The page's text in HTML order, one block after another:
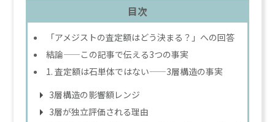
目次
「アメジストの査定額はどう決まる？」への回答
結論——この記事で伝える3つの事実
1. 査定額は石単体ではない——3層構造の事実
3層構造の影響額レンジ
3層が独立評価される理由